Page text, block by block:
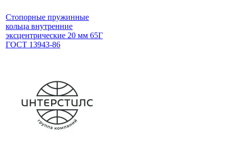
Стопорные пружинные
кольца внутренние
эксцентрические 20 мм 65Г
ГОСТ 13943-86